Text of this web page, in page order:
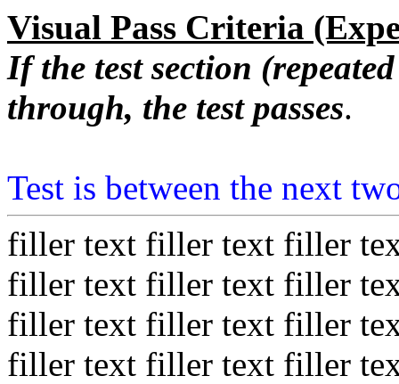
Visual Pass Criteria
If the test section
through, the test passes.
Test is between the next
filler text filler text filler
filler text filler text filler
filler text filler text filler
filler text filler text filler